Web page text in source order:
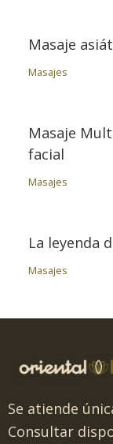
Masaje
Masajes
Masaje
facial
Masajes
La leyenda
Masajes
Se atiende
Consultar